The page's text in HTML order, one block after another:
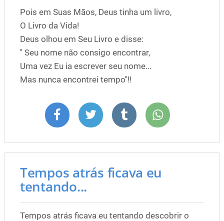
Pois em Suas Mãos, Deus tinha um livro,
O Livro da Vida!
Deus olhou em Seu Livro e disse:
'' Seu nome não consigo encontrar,
Uma vez Eu ia escrever seu nome...
Mas nunca encontrei tempo''!!
Tempos atrás ficava eu
tentando...
Tempos atrás ficava eu tentando descobrir o